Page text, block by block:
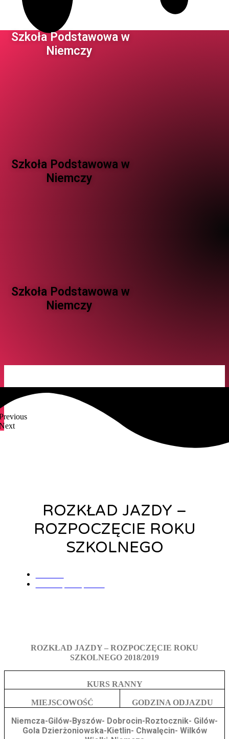
Szkoła Podstawowa w
Niemczy ​
Szkoła Podstawowa w
Niemczy ​
Szkoła Podstawowa w
Niemczy ​
ROZKŁAD JAZDY –
ROZPOCZĘCIE ROKU
SZKOLNEGO
ROZKŁAD JAZDY – ROZPOCZĘCIE ROKU
SZKOLNEGO 2018/2019
KURS RANNY
MIEJSCOWOŚĆ GODZINA ODJAZDU
Niemcza-Gilów-Byszów- Dobrocin-Roztocznik- Gilów-
Gola Dzierżoniowska-Kietlin- Chwalęcin- Wilków